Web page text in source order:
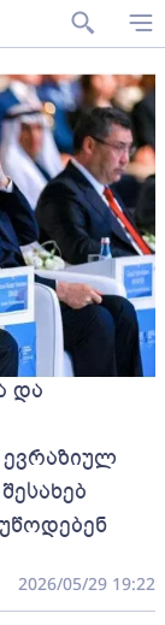
და
ევრაზიულ
2026/05/29 19:22